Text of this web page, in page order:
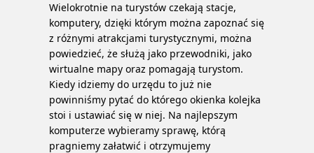
Wielokrotnie na turystów czekają stacje,
komputery, dzięki którym można zapoznać się
z różnymi atrakcjami turystycznymi, można
powiedzieć, że służą jako przewodniki, jako
wirtualne mapy oraz pomagają turystom.
Kiedy idziemy do urzędu to już nie
powinniśmy pytać do którego okienka kolejka
stoi i ustawiać się w niej. Na najlepszym
komputerze wybieramy sprawę, którą
pragniemy załatwić i otrzymujemy